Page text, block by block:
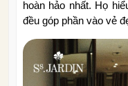
hoàn hảo nhất. Họ
đều góp phần vào vẻ